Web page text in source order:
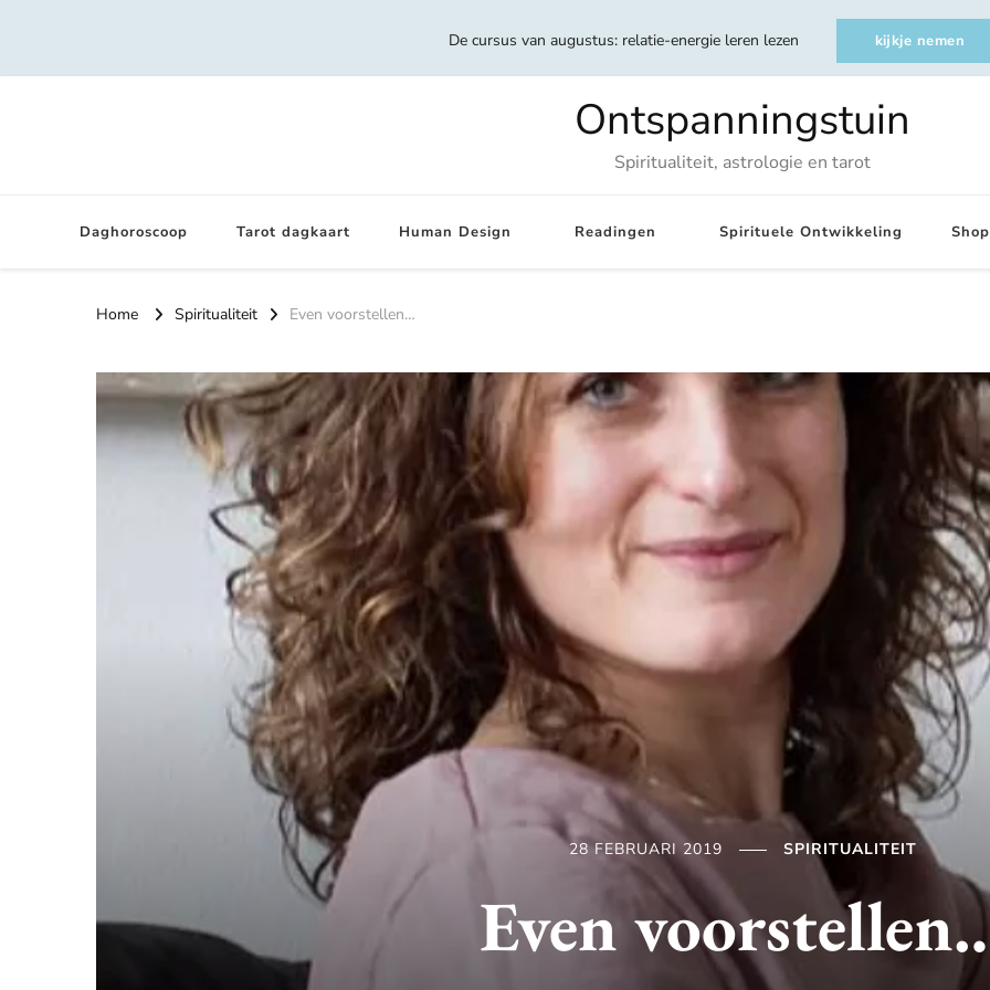
De cursus van augustus: relatie-energie leren lezen kijkje nemen
Ontspanningstuin
Spiritualiteit, astrologie en tarot
Daghoroscoop Tarot dagkaart Human Design Readingen Spirituele Ontwikkeling Shop
Home Spiritualiteit Even voorstellen…
28 FEBRUARI 2019 SPIRITUALITEIT
Even